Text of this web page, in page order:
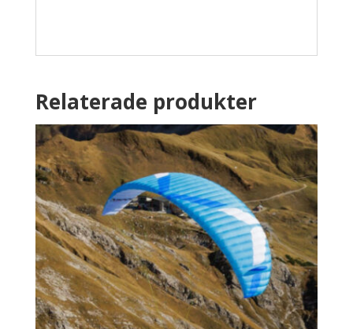
Relaterade produkter